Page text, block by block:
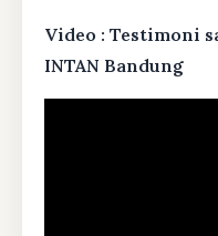
Video : Testimoni
INTAN Bandung